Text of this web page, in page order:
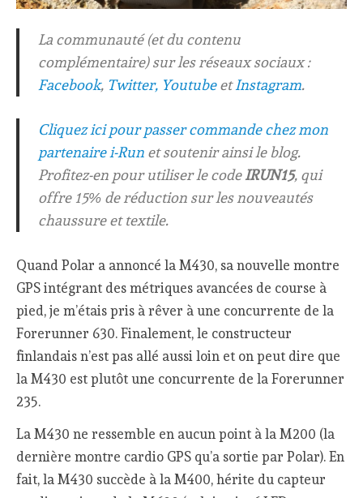
La communauté (et du contenu
complémentaire) sur les réseaux sociaux :
Facebook, Twitter, YoutubeetInstagram.
Cliquez ici pour passer commande chez mon
partenaire i-Runet soutenir ainsi le blog.
Profitez-en pour utiliser le codeIRUN15, qui
offre 15% de réduction sur les nouveautés
chaussure et textile.
Quand Polar a annoncé la M430, sa nouvelle montre
GPS intégrant des métriques avancées de course à
pied, je m’étais pris à rêver à une concurrente de la
Forerunner 630. Finalement, le constructeur
finlandais n’est pas allé aussi loin et on peut dire que
la M430 est plutôt une concurrente de la Forerunner
235.
La M430 ne ressemble en aucun point à la M200 (la
dernière montre cardio GPS qu’a sortie par Polar). En
fait, la M430 succède à la M400, hérite du capteur